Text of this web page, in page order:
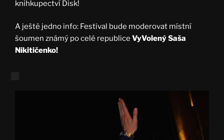
knihkupectví Disk!
A ještě jedno info: Festival bude moderovat místní
šoumen známý po celé republice VyVolený Saša
Nikitičenko!